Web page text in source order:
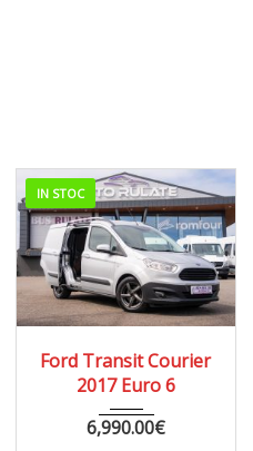
IN STOC
142614
Ford Transit Courier
2017 Euro 6
6,990.00€